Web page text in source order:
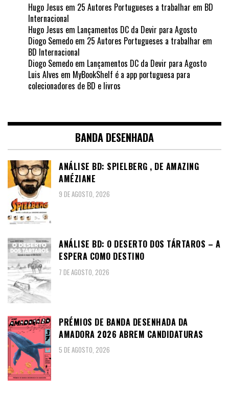
Hugo Jesus em 25 Autores Portugueses a trabalhar em BD
Internacional
Hugo Jesus em Lançamentos DC da Devir para Agosto
Diogo Semedo em 25 Autores Portugueses a trabalhar em
BD Internacional
Diogo Semedo em Lançamentos DC da Devir para Agosto
Luis Alves em MyBookShelf é a app portuguesa para
colecionadores de BD e livros
BANDA DESENHADA
ANÁLISE BD: SPIELBERG , DE AMAZING
AMÉZIANE
9 DE AGOSTO, 2026
ANÁLISE BD: O DESERTO DOS TÁRTAROS – A
ESPERA COMO DESTINO
7 DE AGOSTO, 2026
PRÉMIOS DE BANDA DESENHADA DA
AMADORA 2026 ABREM CANDIDATURAS
5 DE AGOSTO, 2026